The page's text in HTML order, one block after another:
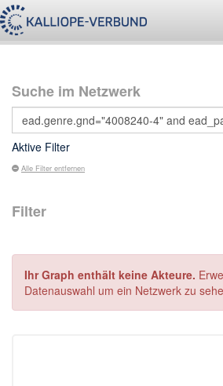
Suche im Netzwerk
Aktive Filter
Alle Filter entfernen
Filter
Ihr Graph enthält keine Akteure.
Datenauswahl um ein Netzwerk zu